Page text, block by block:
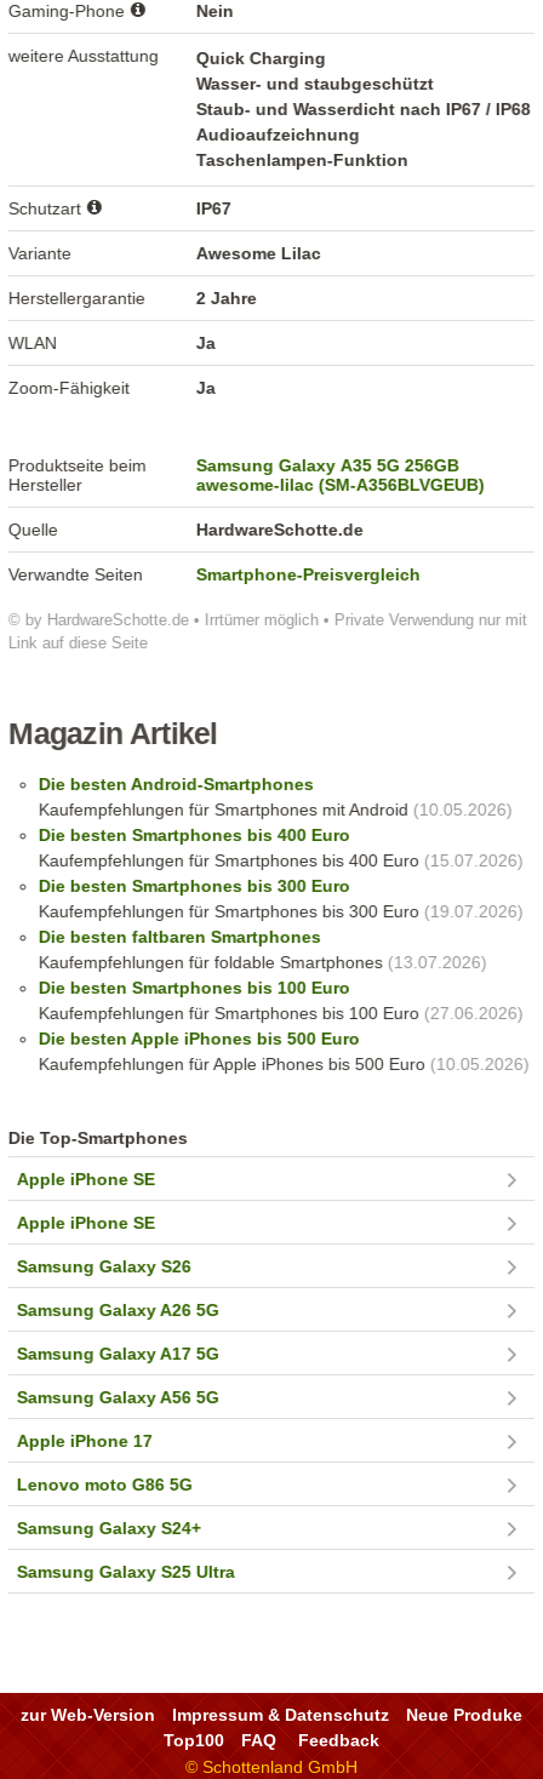
© by HardwareSchotte.de • Irrtümer möglich • Private Verwendung nur mit
Link auf diese Seite
Gaming-Phone Nein
weitere Ausstattung
Quick Charging
Wasser- und staubgeschützt
Staub- und Wasserdicht nach IP67 / IP68
Audioaufzeichnung
Taschenlampen-Funktion
Schutzart IP67
Variante Awesome Lilac
Herstellergarantie 2 Jahre
WLAN Ja
Zoom-Fähigkeit Ja
Produktseite beim
Hersteller
Samsung Galaxy A35 5G 256GB
awesome-lilac (SM-A356BLVGEUB)
Quelle HardwareSchotte.de
Verwandte Seiten Smartphone-Preisvergleich
Magazin Artikel
Die besten Android-Smartphones
Kaufempfehlungen für Smartphones mit Android (10.05.2026)
Die besten Smartphones bis 400 Euro
Kaufempfehlungen für Smartphones bis 400 Euro(15.07.2026)
Die besten Smartphones bis 300 Euro
Kaufempfehlungen für Smartphones bis 300 Euro(19.07.2026)
Die besten faltbaren Smartphones
Kaufempfehlungen für foldable Smartphones(13.07.2026)
Die besten Smartphones bis 100 Euro
Kaufempfehlungen für Smartphones bis 100 Euro(27.06.2026)
Die besten Apple iPhones bis 500 Euro
Kaufempfehlungen für Apple iPhones bis 500 Euro(10.05.2026)
Die Top-Smartphones
Apple iPhone SE
Apple iPhone SE
Samsung Galaxy S26
Samsung Galaxy A26 5G
Samsung Galaxy A17 5G
Samsung Galaxy A56 5G
Apple iPhone 17
Lenovo moto G86 5G
Samsung Galaxy S24+
Samsung Galaxy S25 Ultra
zur Web-Version Impressum & Datenschutz
Neue Produke
Top100
FAQ
Feedback
© Schottenland GmbH